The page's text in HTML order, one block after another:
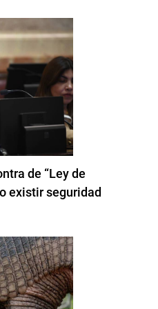
de “Ley de
existir seguridad